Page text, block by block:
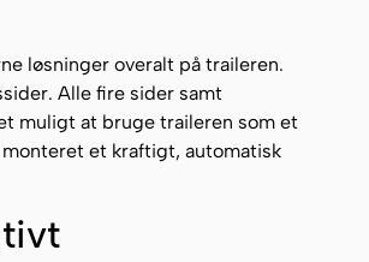
løsninger overalt på traileren.
Alle fire sider samt
muligt at bruge traileren som et
et kraftigt, automatisk